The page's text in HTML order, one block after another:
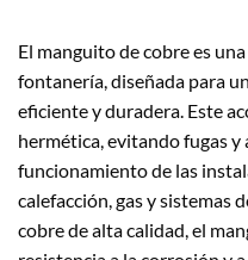
El manguito de cobre es
fontanería, diseñada para
eficiente y duradera. Este
hermética, evitando fugas
funcionamiento de las
calefacción, gas y sistemas
cobre de alta calidad, el